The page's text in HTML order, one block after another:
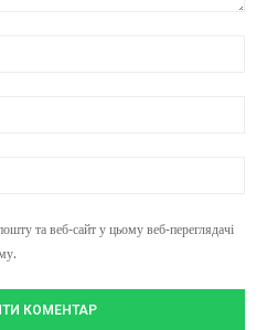
та веб-сайт у цьому веб-переглядачі